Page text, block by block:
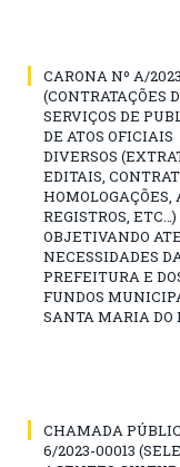
CARONA Nº A/
(CONTRATAÇÕES
SERVIÇOS DE
DE ATOS OFICIAIS
DIVERSOS
EDITAIS,
HOMOLOGAÇÕES,
REGISTROS, ETC…)
OBJETIVANDO
NECESSIDADES
PREFEITURA E
FUNDOS
SANTA MARIA DO
CHAMADA
6/2023-00013